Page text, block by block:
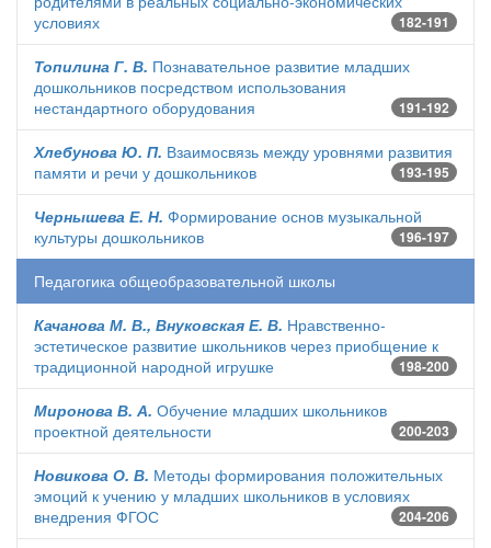
условиях
182-191
Топилина Г. В. Познавательное развитие младших
дошкольников посредством использования
нестандартного оборудования
191-192
Хлебунова Ю. П. Взаимосвязь между уровнями развития
памяти и речи у дошкольников
193-195
Чернышева Е. Н. Формирование основ музыкальной
культуры дошкольников
196-197
Педагогика общеобразовательной школы
Качанова М. В., Внуковская Е. В. Нравственно-
эстетическое развитие школьников через приобщение к
традиционной народной игрушке
198-200
Миронова В. А. Обучение младших школьников
проектной деятельности
200-203
Новикова О. В. Методы формирования положительных
эмоций к учению у младших школьников в условиях
внедрения ФГОС
204-206